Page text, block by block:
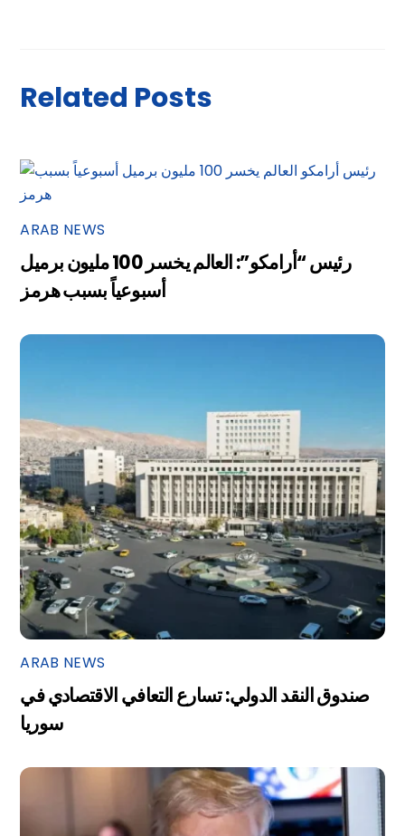
Related Posts
ARAB NEWS
رئيس “أرامكو”: العالم يخسر 100 مليون برميل
أسبوعياً بسبب هرمز
ARAB NEWS
صندوق النقد الدولي: تسارع التعافي الاقتصادي في
سوريا